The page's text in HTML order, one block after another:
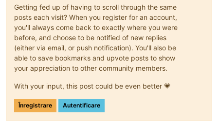
Getting fed up of having to scroll through the same
posts each visit? When you register for an account,
you'll always come back to exactly where you were
before, and choose to be notified of new replies
(either via email, or push notification). You'll also be
able to save bookmarks and upvote posts to show
your appreciation to other community members.
With your input, this post could be even better 💗
Înregistrare Autentificare